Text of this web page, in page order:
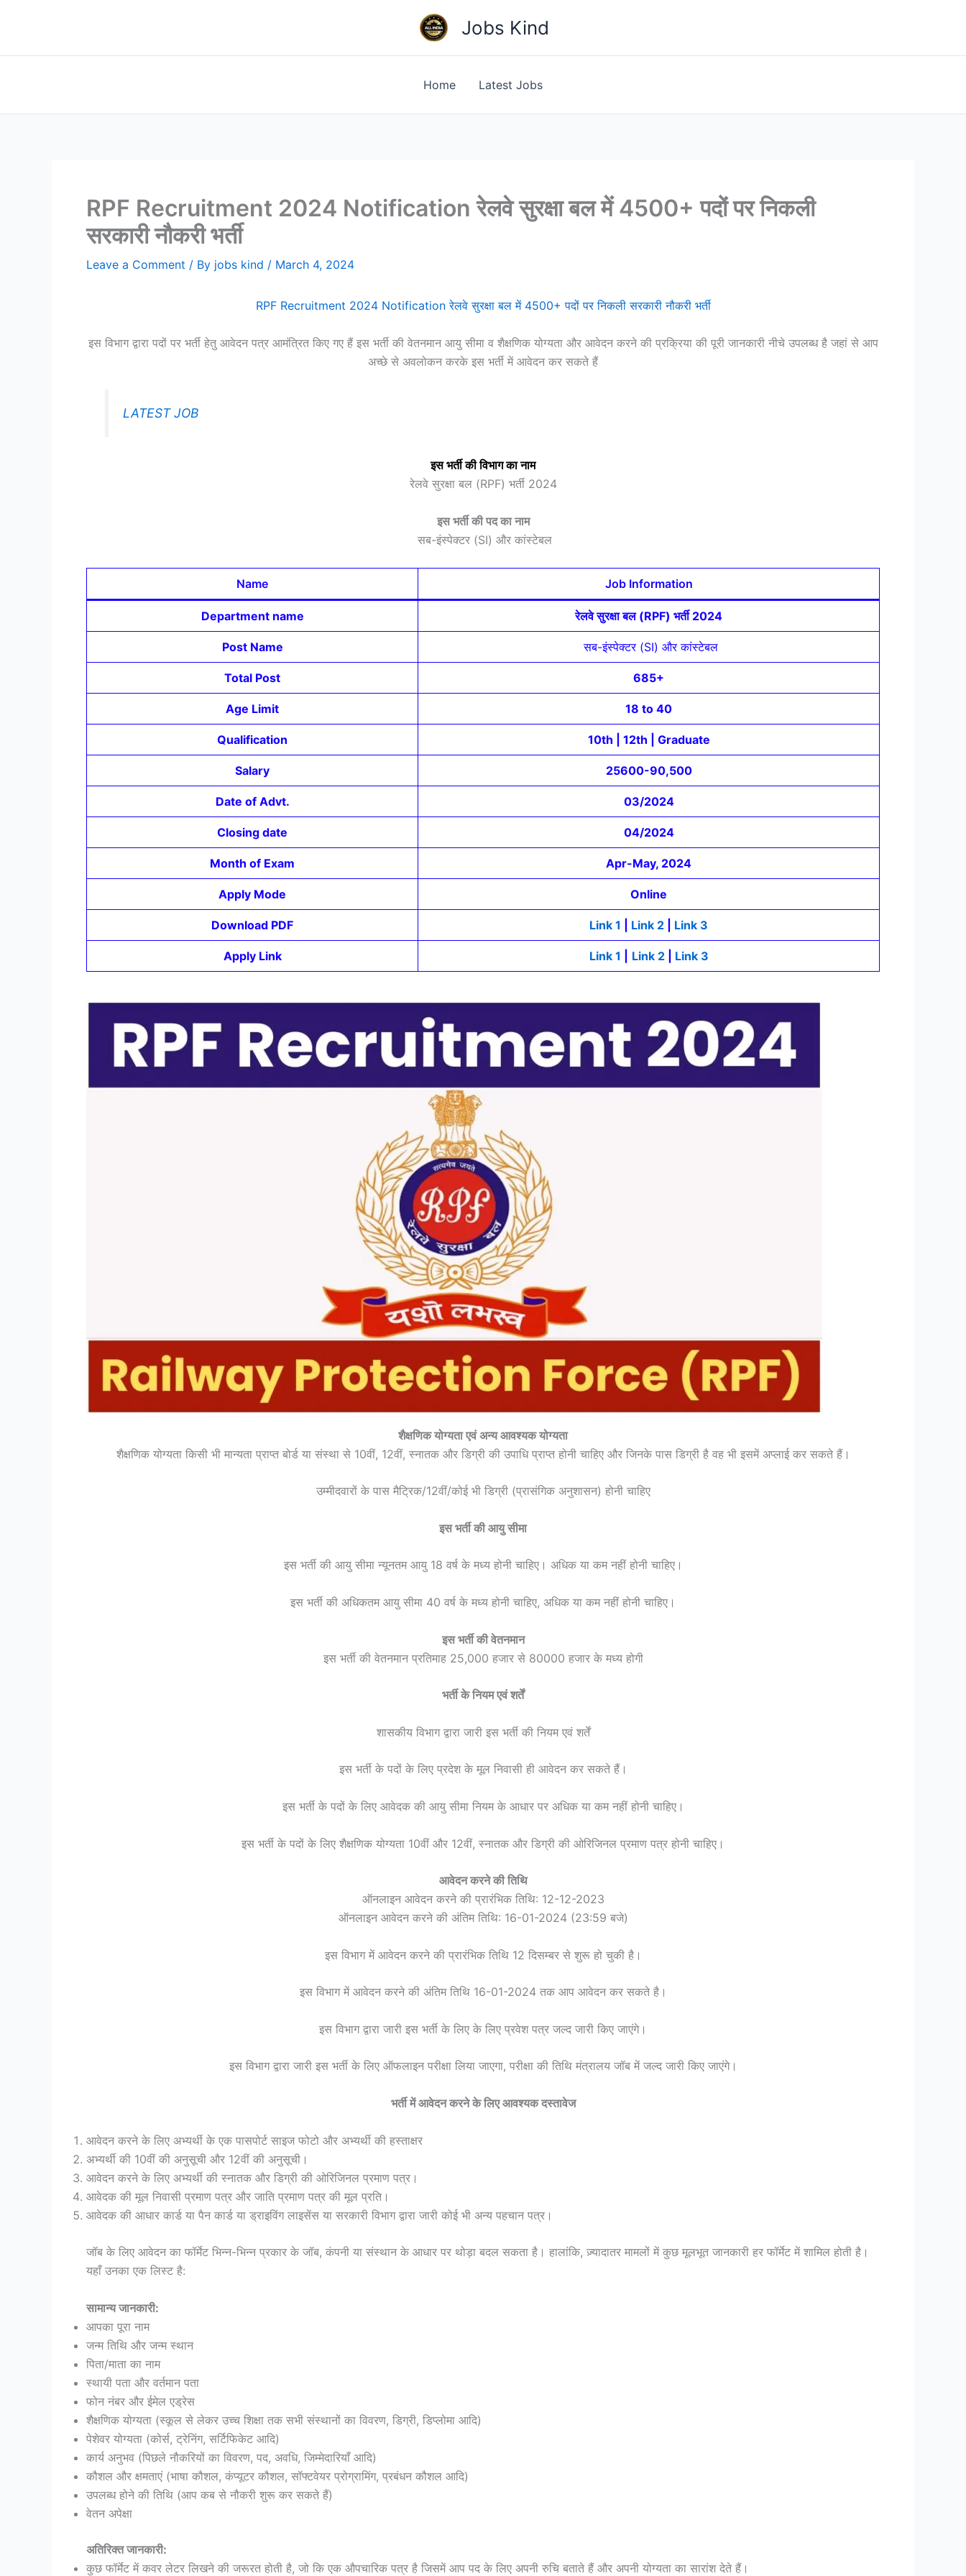
Jobs Kind
Home Latest Jobs
RPF Recruitment 2024 Notification रेलवे सुरक्षा बल में 4500+ पदों पर निकली
सरकारी नौकरी भर्ती
Leave a Comment / By jobs kind / March 4, 2024
RPF Recruitment 2024 Notification रेलवे सुरक्षा बल में 4500+ पदों पर निकली सरकारी नौकरी भर्ती
इस विभाग द्वारा पदों पर भर्ती हेतु आवेदन पत्र आमंत्रित किए गए हैं इस भर्ती की वेतनमान आयु सीमा व शैक्षणिक योग्यता और आवेदन करने की प्रक्रिया की पूरी जानकारी नीचे उपलब्ध है जहां से आप
अच्छे से अवलोकन करके इस भर्ती में आवेदन कर सकते हैं
LATEST JOB
इस भर्ती की विभाग का नाम
रेलवे सुरक्षा बल (RPF) भर्ती 2024
इस भर्ती की पद का नाम
सब-इंस्पेक्टर (SI) और कांस्टेबल
Name Job Information
Department name रेलवे सुरक्षा बल (RPF) भर्ती 2024
Post Name सब-इंस्पेक्टर (SI) और कांस्टेबल
Total Post 685+
Age Limit 18 to 40
Qualification 10th | 12th | Graduate
Salary 25600-90,500
Date of Advt. 03/2024
Closing date 04/2024
Month of Exam Apr-May, 2024
Apply Mode Online
Download PDF Link 1 Link 2 Link 3
Apply Link Link 1 Link 2 Link 3
शैक्षणिक योग्यता एवं अन्य आवश्यक योग्यता
शैक्षणिक योग्यता किसी भी मान्यता प्राप्त बोर्ड या संस्था से 10वीं, 12वीं, स्नातक और डिग्री की उपाधि प्राप्त होनी चाहिए और जिनके पास डिग्री है वह भी इसमें अप्लाई कर सकते हैं।
उम्मीदवारों के पास मैट्रिक/12वीं/कोई भी डिग्री (प्रासंगिक अनुशासन) होनी चाहिए
इस भर्ती की आयु सीमा
इस भर्ती की आयु सीमा न्यूनतम आयु 18 वर्ष के मध्य होनी चाहिए। अधिक या कम नहीं होनी चाहिए।
इस भर्ती की अधिकतम आयु सीमा 40 वर्ष के मध्य होनी चाहिए, अधिक या कम नहीं होनी चाहिए।
इस भर्ती की वेतनमान
इस भर्ती की वेतनमान प्रतिमाह 25,000 हजार से 80000 हजार के मध्य होगी
भर्ती के नियम एवं शर्तें
शासकीय विभाग द्वारा जारी इस भर्ती की नियम एवं शर्तें
इस भर्ती के पदों के लिए प्रदेश के मूल निवासी ही आवेदन कर सकते हैं।
इस भर्ती के पदों के लिए आवेदक की आयु सीमा नियम के आधार पर अधिक या कम नहीं होनी चाहिए।
इस भर्ती के पदों के लिए शैक्षणिक योग्यता 10वीं और 12वीं, स्नातक और डिग्री की ओरिजिनल प्रमाण पत्र होनी चाहिए।
आवेदन करने की तिथि
ऑनलाइन आवेदन करने की प्रारंभिक तिथि: 12-12-2023
ऑनलाइन आवेदन करने की अंतिम तिथि: 16-01-2024 (23:59 बजे)
इस विभाग में आवेदन करने की प्रारंभिक तिथि 12 दिसम्बर से शुरू हो चुकी है।
इस विभाग में आवेदन करने की अंतिम तिथि 16-01-2024 तक आप आवेदन कर सकते है।
इस विभाग द्वारा जारी इस भर्ती के लिए के लिए प्रवेश पत्र जल्द जारी किए जाएंगे।
इस विभाग द्वारा जारी इस भर्ती के लिए ऑफलाइन परीक्षा लिया जाएगा, परीक्षा की तिथि मंत्रालय जॉब में जल्द जारी किए जाएंगे।
भर्ती में आवेदन करने के लिए आवश्यक दस्तावेज
आवेदन करने के लिए अभ्यर्थी के एक पासपोर्ट साइज फोटो और अभ्यर्थी की हस्ताक्षर
अभ्यर्थी की 10वीं की अनुसूची और 12वीं की अनुसूची।
आवेदन करने के लिए अभ्यर्थी की स्नातक और डिग्री की ओरिजिनल प्रमाण पत्र।
आवेदक की मूल निवासी प्रमाण पत्र और जाति प्रमाण पत्र की मूल प्रति।
आवेदक की आधार कार्ड या पैन कार्ड या ड्राइविंग लाइसेंस या सरकारी विभाग द्वारा जारी कोई भी अन्य पहचान पत्र।
जॉब के लिए आवेदन का फॉर्मेट भिन्न-भिन्न प्रकार के जॉब, कंपनी या संस्थान के आधार पर थोड़ा बदल सकता है। हालांकि, ज़्यादातर मामलों में कुछ मूलभूत जानकारी हर फॉर्मेट में शामिल होती है।
यहाँ उनका एक लिस्ट है:
सामान्य जानकारी:
आपका पूरा नाम
जन्म तिथि और जन्म स्थान
पिता/माता का नाम
स्थायी पता और वर्तमान पता
फोन नंबर और ईमेल एड्रेस
शैक्षणिक योग्यता (स्कूल से लेकर उच्च शिक्षा तक सभी संस्थानों का विवरण, डिग्री, डिप्लोमा आदि)
पेशेवर योग्यता (कोर्स, ट्रेनिंग, सर्टिफिकेट आदि)
कार्य अनुभव (पिछले नौकरियों का विवरण, पद, अवधि, जिम्मेदारियाँ आदि)
कौशल और क्षमताएं (भाषा कौशल, कंप्यूटर कौशल, सॉफ्टवेयर प्रोग्रामिंग, प्रबंधन कौशल आदि)
उपलब्ध होने की तिथि (आप कब से नौकरी शुरू कर सकते हैं)
वेतन अपेक्षा
अतिरिक्त जानकारी:
कुछ फॉर्मेट में कवर लेटर लिखने की जरूरत होती है, जो कि एक औपचारिक पत्र है जिसमें आप पद के लिए अपनी रुचि बताते हैं और अपनी योग्यता का सारांश देते हैं।